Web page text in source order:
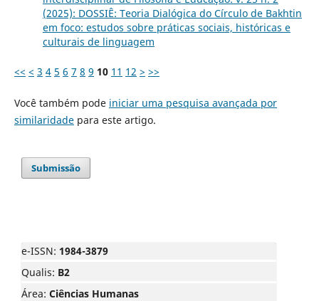
(2025): DOSSIÊ: Teoria Dialógica do Círculo de Bakhtin
em foco: estudos sobre práticas sociais, históricas e
culturais de linguagem
<< < 3 4 5 6 7 8 9 10 11 12 > >>
Você também pode iniciar uma pesquisa avançada por
similaridadepara este artigo.
Submissão
e-ISSN: 1984-3879
Qualis: B2
Área: Ciências Humanas